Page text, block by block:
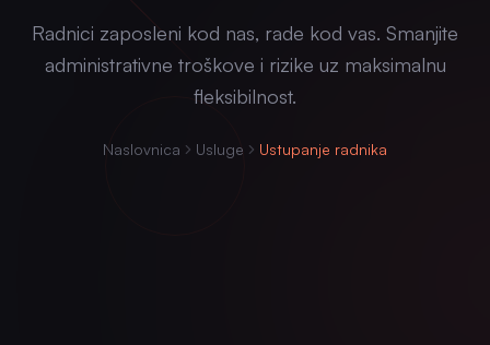
Radnici zaposleni kod nas, rade kod vas. Smanjite
administrativne troškove i rizike uz maksimalnu
fleksibilnost.
Naslovnica Usluge Ustupanje radnika